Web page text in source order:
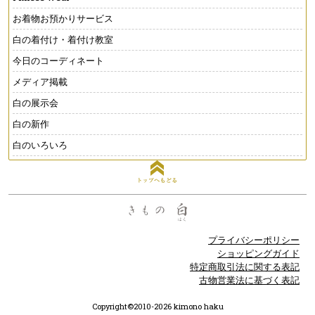
お着物お預かりサービス
白の着付け・着付け教室
今日のコーディネート
メディア掲載
白の展示会
白の新作
白のいろいろ
プライバシーポリシー
ショッピングガイド
特定商取引法に関する表記
古物営業法に基づく表記
Copyright©2010-2026 kimono haku